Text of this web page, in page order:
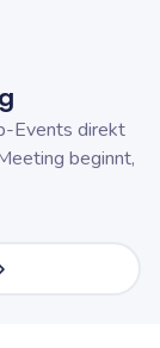
Events direkt
beginnt,